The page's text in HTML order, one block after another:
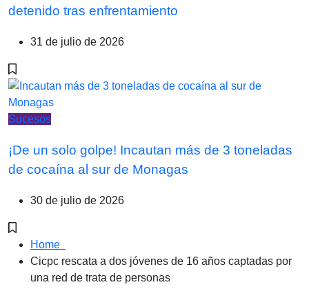
detenido tras enfrentamiento
31 de julio de 2026
Sucesos
¡De un solo golpe! Incautan más de 3 toneladas
de cocaína al sur de Monagas
30 de julio de 2026
Home
Cicpc rescata a dos jóvenes de 16 años captadas por
una red de trata de personas